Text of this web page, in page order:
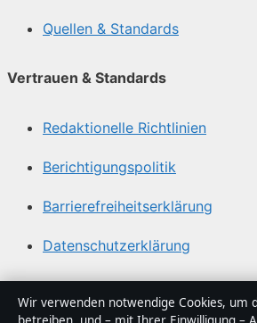
Quellen & Standards
Vertrauen & Standards
Redaktionelle Richtlinien
Berichtigungspolitik
Barrierefreiheitserklärung
Datenschutzerklärung
Über Tageslage in Kürze
Wir verwenden notwendige Cookies, um